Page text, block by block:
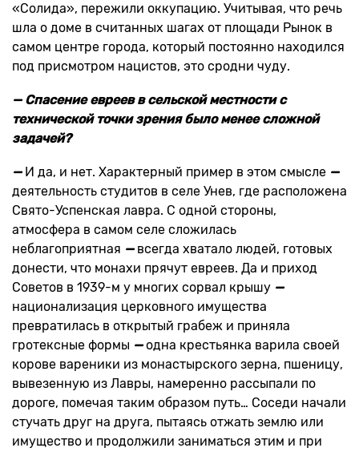
«Солида», пережили оккупацию. Учитывая, что речь
шла о доме в считанных шагах от площади Рынок в
самом центре города, который постоянно находился
под присмотром нацистов, это сродни чуду.
— Спасение евреев в сельской местности с
технической точки зрения было менее сложной
задачей?
—И да, и нет. Характерный пример в этом смысле —
деятельность студитов в селе Унев, где расположена
Свято-Успенская лавра. С одной стороны,
атмосфера в самом селе сложилась
неблагоприятная —всегда хватало людей, готовых
донести, что монахи прячут евреев. Да и приход
Советов в 1939-м у многих сорвал крышу —
национализация церковного имущества
превратилась в открытый грабеж и приняла
гротексные формы —одна крестьянка варила своей
корове вареники из монастырского зерна, пшеницу,
вывезенную из Лавры, намеренно рассыпали по
дороге, помечая таким образом путь… Соседи начали
стучать друг на друга, пытаясь отжать землю или
имущество и продолжили заниматься этим и при